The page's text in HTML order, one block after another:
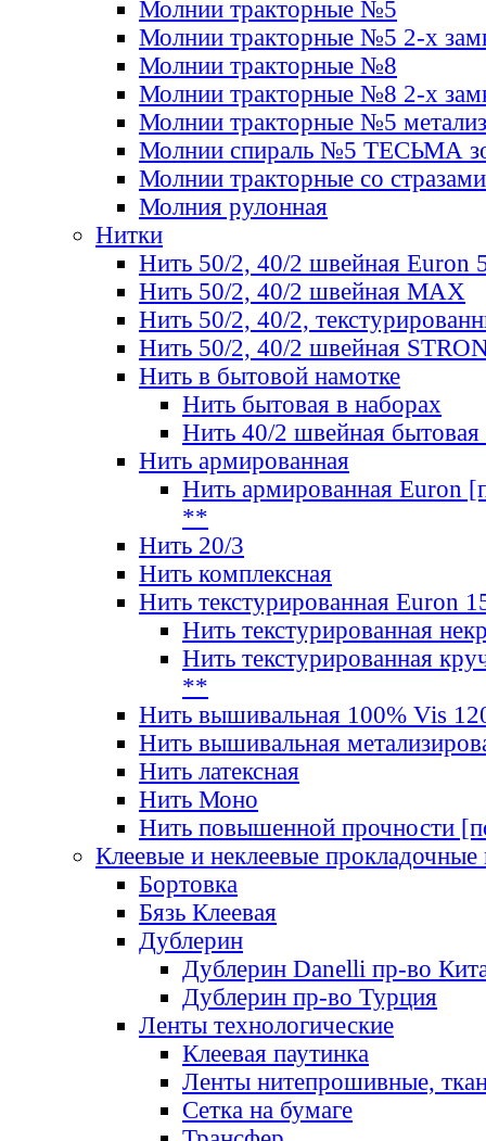
Молнии тракторные №5
Молнии тракторные №5 2-х
Молнии тракторные №8
Молнии тракторные №8 2-х
Молнии тракторные №5
Молнии спираль №5 ТЕСЬМА
Молнии тракторные со стразами
Молния рулонная
Нитки
Нить 50/2, 40/2 швейная Euron
Нить 50/2, 40/2 швейная МАХ
Нить 50/2, 40/2,
Нить 50/2, 40/2 швейная
Нить в бытовой намотке
Нить бытовая в наборах
Нить 40/2 швейная бытовая
Нить армированная
Нить армированная Euron
**
Нить 20/3
Нить комплексная
Нить текстурированная Euron
Нить текстурированная
Нить текстурированная
**
Нить вышивальная 100% Vis
Нить вышивальная
Нить латексная
Нить Моно
Нить повышенной прочности
Клеевые и неклеевые прокладочные
Бортовка
Бязь Клеевая
Дублерин
Дублерин Danelli пр-во
Дублерин пр-во Турция
Ленты технологические
Клеевая паутинка
Ленты нитепрошивные,
Сетка на бумаге